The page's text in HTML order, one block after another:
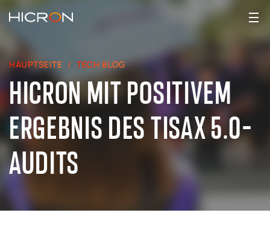
HAUPTSEITE TECH BLOG
HICRON MIT POSITIVEM
ERGEBNIS DES TISAX 5.0-
AUDITS